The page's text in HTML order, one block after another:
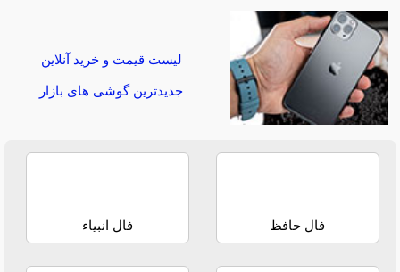
لیست قیمت و خرید آنلاین
جدیدترین گوشی های بازار
فال حافظ فال انبیاء